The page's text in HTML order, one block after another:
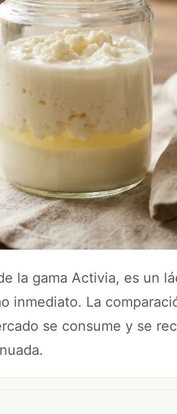
la gama Activia, es un
inmediato. La
se consume y se